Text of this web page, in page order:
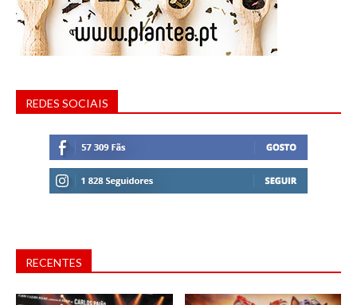
REDES SOCIAIS
RECENTES